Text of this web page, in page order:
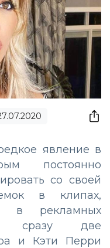
явление в
постоянно
со своей
в клипах,
в рекламных
сразу две
и Кэти Перри